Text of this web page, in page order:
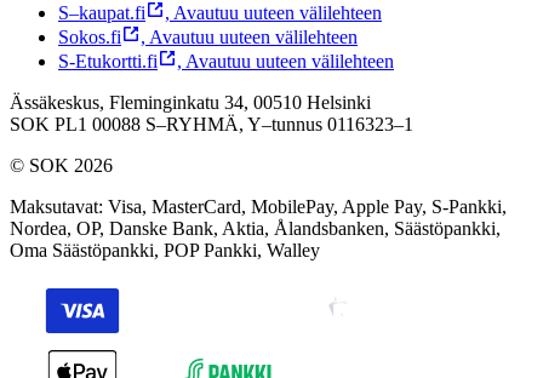
S–kaupat.fi , Avautuu uuteen välilehteen
Sokos.fi
, Avautuu uuteen välilehteen
S-Etukortti.fi
, Avautuu uuteen välilehteen
Ässäkeskus, Fleminginkatu 34, 00510 Helsinki
SOK PL1 00088 S–RYHMÄ, Y–tunnus 0116323–1
© SOK 2026
Maksutavat: Visa, MasterCard, MobilePay, Apple Pay, S-Pankki,
Nordea, OP, Danske Bank, Aktia, Ålandsbanken, Säästöpankki,
Oma Säästöpankki, POP Pankki, Walley